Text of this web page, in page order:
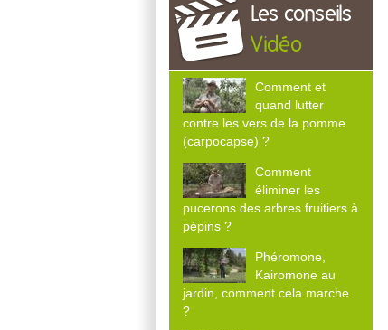
Les conseils
Vidéo
Comment et
quand lutter
contre les vers de la pomme
(carpocapse) ?
Comment
éliminer les
pucerons des arbres fruitiers à
pépins ?
Phéromone,
Kairomone au
jardin, comment cela marche
?